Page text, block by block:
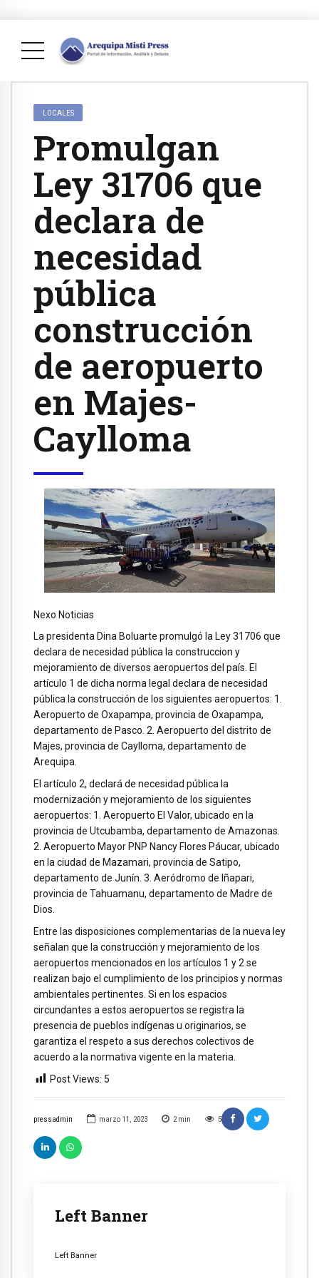
pressadmin marzo 11, 2023 2 min 5
Left Banner
Left Banner
LOCALES
Promulgan
Ley 31706 que
declara de
necesidad
pública
construcción
de aeropuerto
en Majes-
Caylloma
Nexo Noticias
La presidenta Dina Boluarte promulgó la Ley 31706 que
declara de necesidad pública la construccion y
mejoramiento de diversos aeropuertos del país. El
artículo 1 de dicha norma legal declara de necesidad
pública la construcción de los siguientes aeropuertos: 1.
Aeropuerto de Oxapampa, provincia de Oxapampa,
departamento de Pasco. 2. Aeropuerto del distrito de
Majes, provincia de Caylloma, departamento de
Arequipa.
El artículo 2, declará de necesidad pública la
modernización y mejoramiento de los siguientes
aeropuertos: 1. Aeropuerto El Valor, ubicado en la
provincia de Utcubamba, departamento de Amazonas.
2. Aeropuerto Mayor PNP Nancy Flores Páucar, ubicado
en la ciudad de Mazamari, provincia de Satipo,
departamento de Junín. 3. Aeródromo de Iñapari,
provincia de Tahuamanu, departamento de Madre de
Dios.
Entre las disposiciones complementarias de la nueva ley
señalan que la construcción y mejoramiento de los
aeropuertos mencionados en los artículos 1 y 2 se
realizan bajo el cumplimiento de los principios y normas
ambientales pertinentes. Si en los espacios
circundantes a estos aeropuertos se registra la
presencia de pueblos indígenas u originarios, se
garantiza el respeto a sus derechos colectivos de
acuerdo a la normativa vigente en la materia.
Post Views: 5